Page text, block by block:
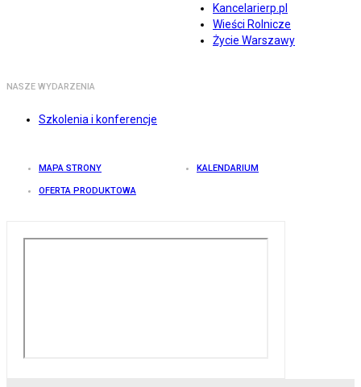
Kancelarierp.pl
Wieści Rolnicze
Życie Warszawy
NASZE WYDARZENIA
Szkolenia i konferencje
MAPA STRONY KALENDARIUM
OFERTA PRODUKTOWA